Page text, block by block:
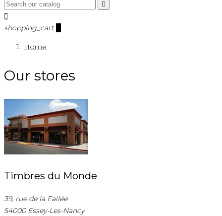


shopping_cart
Home
Our stores
Timbres du Monde
39, rue de la Fallée
54000 Essey-Les-Nancy